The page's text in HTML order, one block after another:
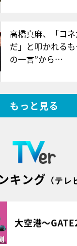
高橋真麻、「コ
だ」と叩かれる
の一言”から…
もっと見る
キング （テレ
大空港～